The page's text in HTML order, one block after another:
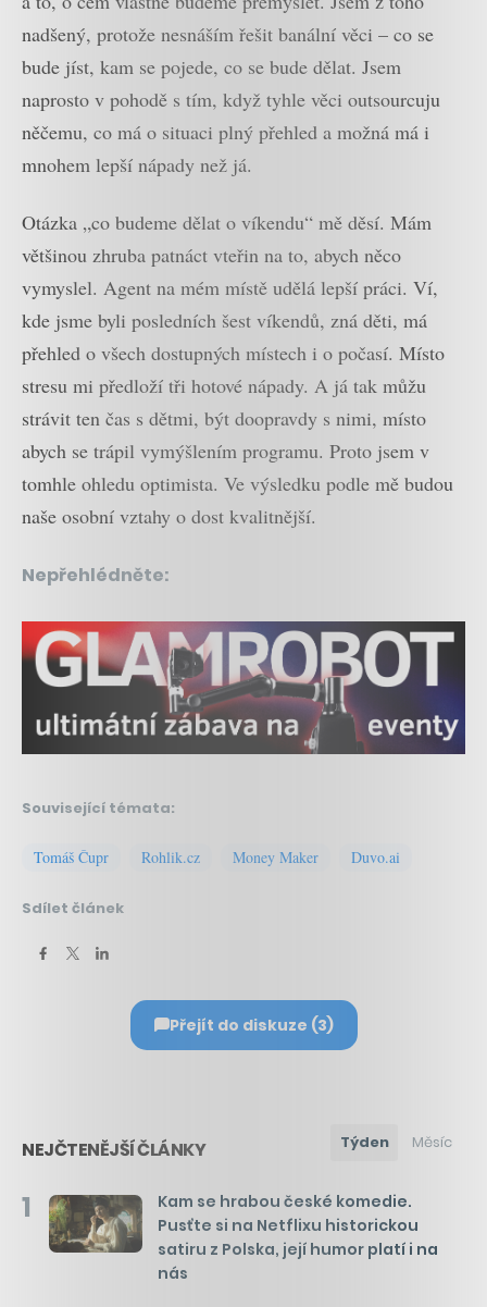
nadšený, protože nesnáším řešit banální věci – co se
bude jíst, kam se pojede, co se bude dělat. Jsem
naprosto v pohodě s tím, když tyhle věci outsourcuju
něčemu, co má o situaci plný přehled a možná má i
mnohem lepší nápady než já.
Otázka „co budeme dělat o víkendu“ mě děsí. Mám
většinou zhruba patnáct vteřin na to, abych něco
vymyslel. Agent na mém místě udělá lepší práci. Ví,
kde jsme byli posledních šest víkendů, zná děti, má
přehled o všech dostupných místech i o počasí. Místo
stresu mi předloží tři hotové nápady. A já tak můžu
strávit ten čas s dětmi, být doopravdy s nimi, místo
abych se trápil vymýšlením programu. Proto jsem v
tomhle ohledu optimista. Ve výsledku podle mě budou
naše osobní vztahy o dost kvalitnější.
Nepřehlédněte:
Související témata:
Tomáš Čupr Rohlik.cz Money Maker Duvo.ai
Sdílet článek
Přejít do diskuze (3)
NEJČTENĚJŠÍ ČLÁNKY Týden Měsíc
1
Kam se hrabou české komedie.
Pusťte si na Netflixu historickou
satiru z Polska, její humor platí i na
nás